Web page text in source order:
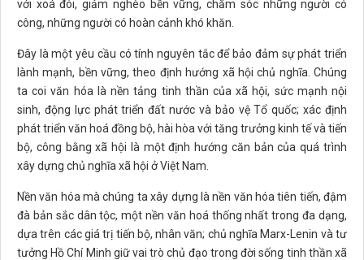
với xoá đói, giảm nghèo bền vững, chăm sóc những người có
công, những người có hoàn cảnh khó khăn.
Đây là một yêu cầu có tính nguyên tắc để bảo đảm sự phát triển
lành mạnh, bền vững, theo định hướng xã hội chủ nghĩa. Chúng
ta coi văn hóa là nền tảng tinh thần của xã hội, sức mạnh nội
sinh, động lực phát triển đất nước và bảo vệ Tổ quốc; xác định
phát triển văn hoá đồng bộ, hài hòa với tăng trưởng kinh tế và tiến
bộ, công bằng xã hội là một định hướng căn bản của quá trình
xây dựng chủ nghĩa xã hội ở Việt Nam.
Nền văn hóa mà chúng ta xây dựng là nền văn hóa tiên tiến, đậm
đà bản sắc dân tộc, một nền văn hoá thống nhất trong đa dạng,
dựa trên các giá trị tiến bộ, nhân văn; chủ nghĩa Marx-Lenin và tư
tưởng Hồ Chí Minh giữ vai trò chủ đạo trong đời sống tinh thần xã